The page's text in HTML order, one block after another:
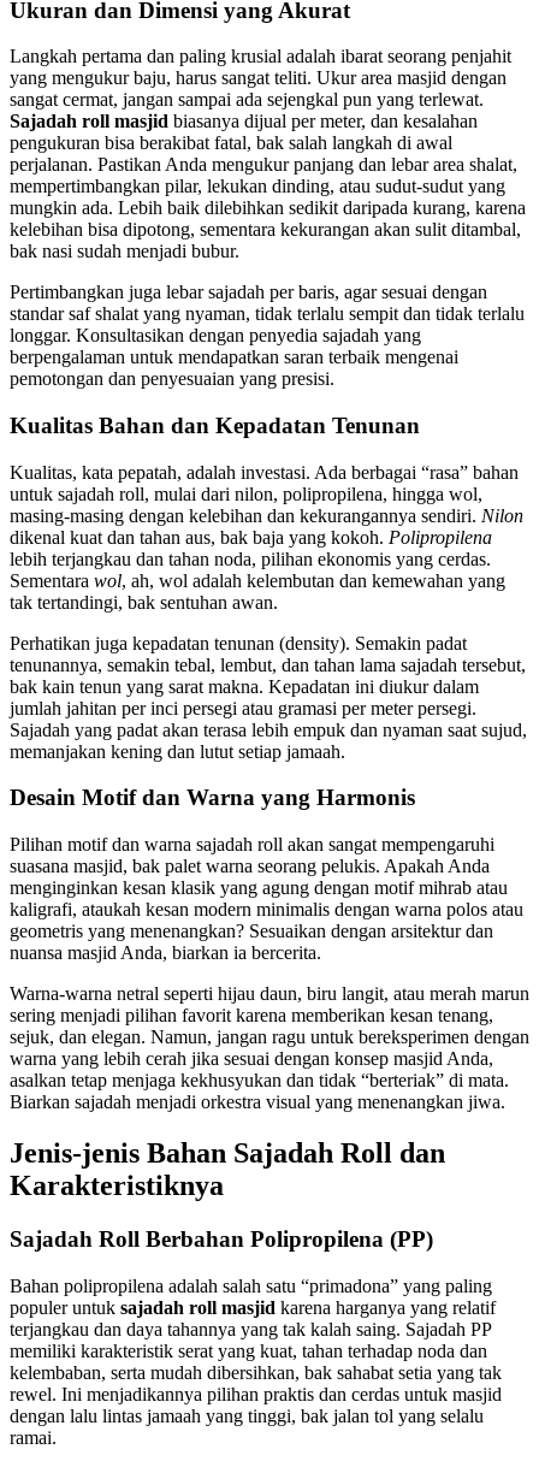
Ukuran dan Dimensi yang Akurat
Langkah pertama dan paling krusial adalah ibarat seorang penjahit
yang mengukur baju, harus sangat teliti. Ukur area masjid dengan
sangat cermat, jangan sampai ada sejengkal pun yang terlewat.
Sajadah roll masjid biasanya dijual per meter, dan kesalahan
pengukuran bisa berakibat fatal, bak salah langkah di awal
perjalanan. Pastikan Anda mengukur panjang dan lebar area shalat,
mempertimbangkan pilar, lekukan dinding, atau sudut-sudut yang
mungkin ada. Lebih baik dilebihkan sedikit daripada kurang, karena
kelebihan bisa dipotong, sementara kekurangan akan sulit ditambal,
bak nasi sudah menjadi bubur.
Pertimbangkan juga lebar sajadah per baris, agar sesuai dengan
standar saf shalat yang nyaman, tidak terlalu sempit dan tidak terlalu
longgar. Konsultasikan dengan penyedia sajadah yang
berpengalaman untuk mendapatkan saran terbaik mengenai
pemotongan dan penyesuaian yang presisi.
Kualitas Bahan dan Kepadatan Tenunan
Kualitas, kata pepatah, adalah investasi. Ada berbagai “rasa” bahan
untuk sajadah roll, mulai dari nilon, polipropilena, hingga wol,
masing-masing dengan kelebihan dan kekurangannya sendiri. Nilon
dikenal kuat dan tahan aus, bak baja yang kokoh. Polipropilena
lebih terjangkau dan tahan noda, pilihan ekonomis yang cerdas.
Sementara wol, ah, wol adalah kelembutan dan kemewahan yang
tak tertandingi, bak sentuhan awan.
Perhatikan juga kepadatan tenunan (density). Semakin padat
tenunannya, semakin tebal, lembut, dan tahan lama sajadah tersebut,
bak kain tenun yang sarat makna. Kepadatan ini diukur dalam
jumlah jahitan per inci persegi atau gramasi per meter persegi.
Sajadah yang padat akan terasa lebih empuk dan nyaman saat sujud,
memanjakan kening dan lutut setiap jamaah.
Desain Motif dan Warna yang Harmonis
Pilihan motif dan warna sajadah roll akan sangat mempengaruhi
suasana masjid, bak palet warna seorang pelukis. Apakah Anda
menginginkan kesan klasik yang agung dengan motif mihrab atau
kaligrafi, ataukah kesan modern minimalis dengan warna polos atau
geometris yang menenangkan? Sesuaikan dengan arsitektur dan
nuansa masjid Anda, biarkan ia bercerita.
Warna-warna netral seperti hijau daun, biru langit, atau merah marun
sering menjadi pilihan favorit karena memberikan kesan tenang,
sejuk, dan elegan. Namun, jangan ragu untuk bereksperimen dengan
warna yang lebih cerah jika sesuai dengan konsep masjid Anda,
asalkan tetap menjaga kekhusyukan dan tidak “berteriak” di mata.
Biarkan sajadah menjadi orkestra visual yang menenangkan jiwa.
Jenis-jenis Bahan Sajadah Roll dan
Karakteristiknya
Sajadah Roll Berbahan Polipropilena (PP)
Bahan polipropilena adalah salah satu “primadona” yang paling
populer untuk sajadah roll masjid karena harganya yang relatif
terjangkau dan daya tahannya yang tak kalah saing. Sajadah PP
memiliki karakteristik serat yang kuat, tahan terhadap noda dan
kelembaban, serta mudah dibersihkan, bak sahabat setia yang tak
rewel. Ini menjadikannya pilihan praktis dan cerdas untuk masjid
dengan lalu lintas jamaah yang tinggi, bak jalan tol yang selalu
ramai.